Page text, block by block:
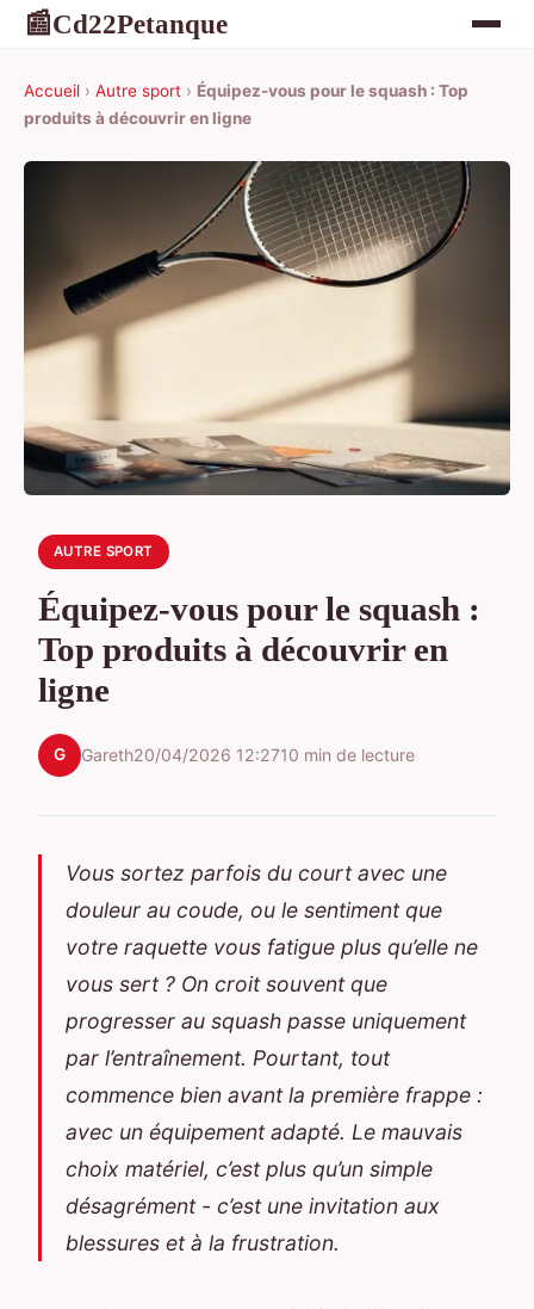
📰Cd22Petanque
Accueil › Autre sport › Équipez-vous pour le squash : Top
produits à découvrir en ligne
AUTRE SPORT
Équipez-vous pour le squash :
Top produits à découvrir en
ligne
G Gareth20/04/2026 12:2710 min de lecture
Vous sortez parfois du court avec une
douleur au coude, ou le sentiment que
votre raquette vous fatigue plus qu’elle ne
vous sert ? On croit souvent que
progresser au squash passe uniquement
par l’entraînement. Pourtant, tout
commence bien avant la première frappe :
avec un équipement adapté. Le mauvais
choix matériel, c’est plus qu’un simple
désagrément - c’est une invitation aux
blessures et à la frustration.